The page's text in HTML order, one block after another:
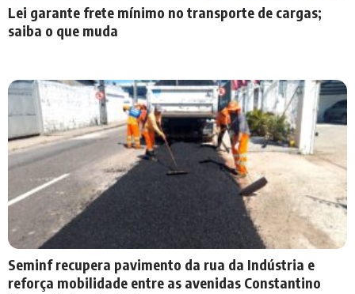
Lei garante frete mínimo no transporte de cargas;
saiba o que muda
Seminf recupera pavimento da rua da Indústria e
reforça mobilidade entre as avenidas Constantino